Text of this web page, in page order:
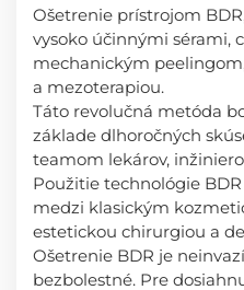
Ošetrenie prístrojom
vysoko účinnými sérami,
mechanickým
a mezoterapiou.
Táto revolučná metóda
základe dlhoročných
teamom lekárov,
Použitie technológie
medzi klasickým
estetickou chirurgiou a
Ošetrenie BDR je
bezbolestné. Pre